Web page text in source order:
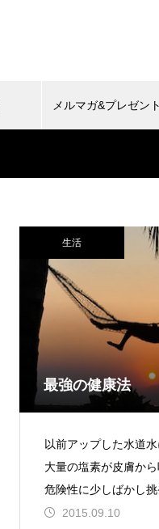
メルマガ&プレゼント
生活
最強の健康法
以前アップした水道
大量の塩素が皮膚か
危険性に少しばかし挑
ました。全文は上のペ
2015.09.10